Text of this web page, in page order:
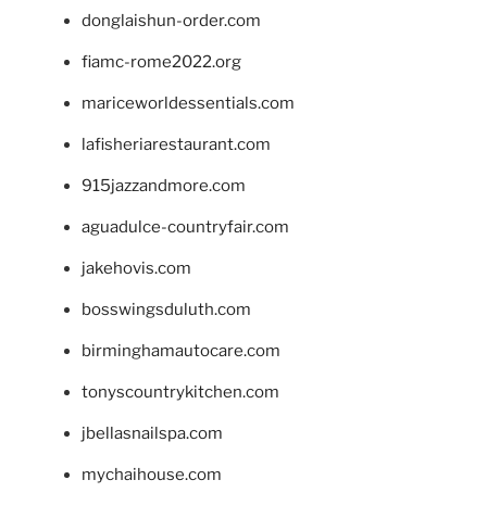
donglaishun-order.com
fiamc-rome2022.org
mariceworldessentials.com
lafisheriarestaurant.com
915jazzandmore.com
aguadulce-countryfair.com
jakehovis.com
bosswingsduluth.com
birminghamautocare.com
tonyscountrykitchen.com
jbellasnailspa.com
mychaihouse.com